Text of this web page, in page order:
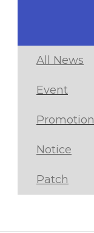
All News
Event
Promotion
Notice
Patch